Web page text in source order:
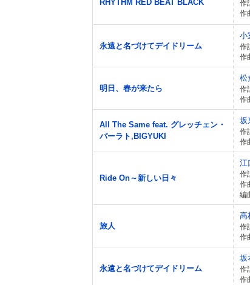
RHYTHM RED BEAT BLACK 作
作
永遠と名づけてデイドリーム
小
作
作
明日、春が来たら
松
作
作
All The Same feat. グレッチェン・
パーラト,BIGYUKI
坂
作
作
Ride On～新しい日々
江
作
作
編
旅人
高
作
作
永遠と名づけてデイドリーム
坂
作
作